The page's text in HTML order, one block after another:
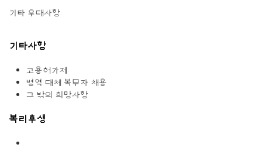
기타 우대사항
기타사항
고용허가제
병역 대체 복무자 채용
그 밖의 희망사항
복리후생